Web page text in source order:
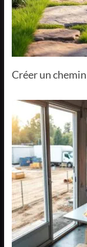
Créer un